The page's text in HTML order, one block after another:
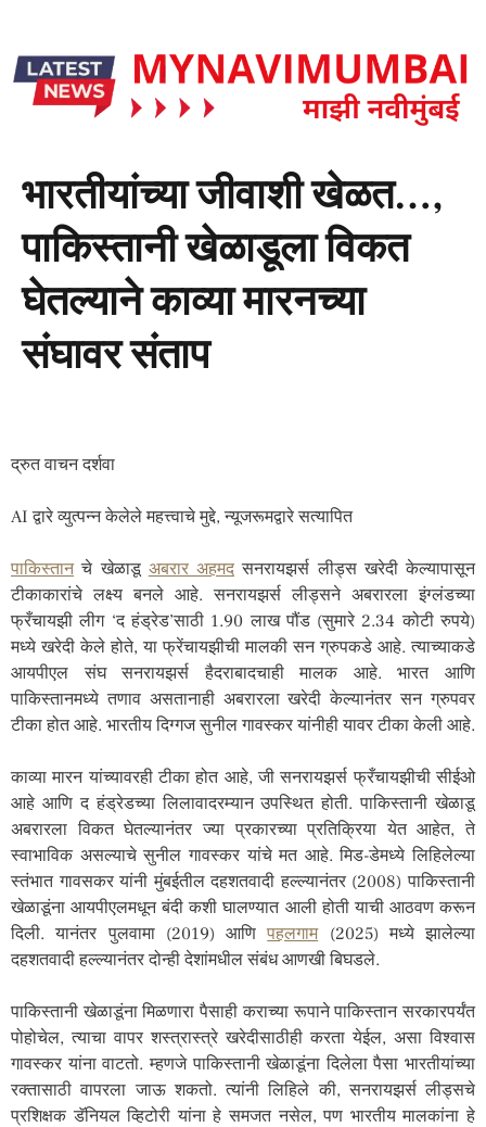
भारतीयांच्या जीवाशी खेळत…,
पाकिस्तानी खेळाडूला विकत
घेतल्याने काव्या मारनच्या
संघावर संताप
द्रुत वाचन दर्शवा
AI द्वारे व्युत्पन्न केलेले महत्त्वाचे मुद्दे, न्यूजरूमद्वारे सत्यापित
पाकिस्तानचे खेळाडू अबरार अहमद सनरायझर्स लीड्स खरेदी केल्यापासून
टीकाकारांचे लक्ष्य बनले आहे. सनरायझर्स लीड्सने अबरारला इंग्लंडच्या
फ्रँचायझी लीग ‘द हंड्रेड’साठी 1.90 लाख पौंड (सुमारे 2.34 कोटी रुपये)
मध्ये खरेदी केले होते, या फ्रेंचायझीची मालकी सन ग्रुपकडे आहे. त्याच्याकडे
आयपीएल संघ सनरायझर्स हैदराबादचाही मालक आहे. भारत आणि
पाकिस्तानमध्ये तणाव असतानाही अबरारला खरेदी केल्यानंतर सन ग्रुपवर
टीका होत आहे. भारतीय दिग्गज सुनील गावस्कर यांनीही यावर टीका केली आहे.
काव्या मारन यांच्यावरही टीका होत आहे, जी सनरायझर्स फ्रँचायझीची सीईओ
आहे आणि द हंड्रेडच्या लिलावादरम्यान उपस्थित होती. पाकिस्तानी खेळाडू
अबरारला विकत घेतल्यानंतर ज्या प्रकारच्या प्रतिक्रिया येत आहेत, ते
स्वाभाविक असल्याचे सुनील गावस्कर यांचे मत आहे. मिड-डेमध्ये लिहिलेल्या
स्तंभात गावसकर यांनी मुंबईतील दहशतवादी हल्ल्यानंतर (2008) पाकिस्तानी
खेळाडूंना आयपीएलमधून बंदी कशी घालण्यात आली होती याची आठवण करून
दिली. यानंतर पुलवामा (2019) आणिपहलगाम(2025) मध्ये झालेल्या
दहशतवादी हल्ल्यानंतर दोन्ही देशांमधील संबंध आणखी बिघडले.
पाकिस्तानी खेळाडूंना मिळणारा पैसाही कराच्या रूपाने पाकिस्तान सरकारपर्यंत
पोहोचेल, त्याचा वापर शस्त्रास्त्रे खरेदीसाठीही करता येईल, असा विश्वास
गावस्कर यांना वाटतो. म्हणजे पाकिस्तानी खेळाडूंना दिलेला पैसा भारतीयांच्या
रक्तासाठी वापरला जाऊ शकतो. त्यांनी लिहिले की, सनरायझर्स लीड्सचे
प्रशिक्षक डॅनियल व्हिटोरी यांना हे समजत नसेल, पण भारतीय मालकांना हे